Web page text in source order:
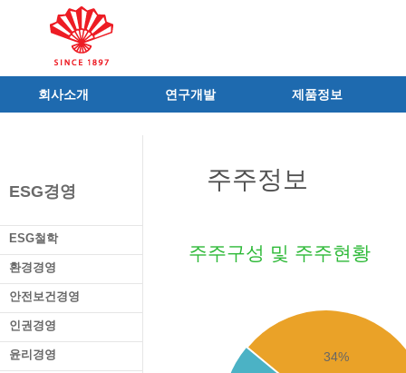
회사소개
사가
연구소/공장
가족친화우수기업
오시는길
가족회사
연구개발
조직 및 업무
기술혁신 네트워크
제품정보
전문의약품
의약외품
공산품ㆍ기타
ESG경영
ESG철학
환경경영
안전보건경영
인권경영
윤리경영
주주정보
주주구성 및 주주현황
34%